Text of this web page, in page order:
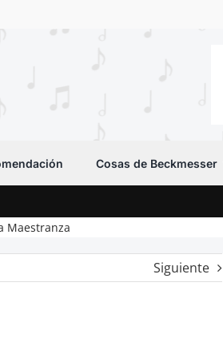
Cosas de Beckmesser
Maestranza
Siguiente